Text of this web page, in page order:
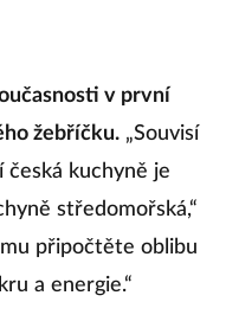
v první
žebříčku. „Souvisí
kuchyně je
středomořská,“
připočtěte oblibu
a energie.“